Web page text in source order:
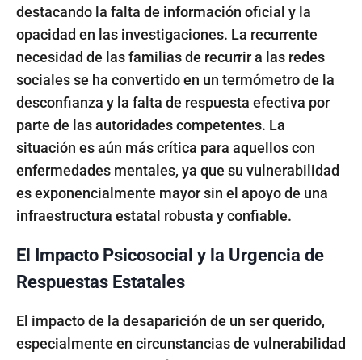
destacando la falta de información oficial y la
opacidad en las investigaciones. La recurrente
necesidad de las familias de recurrir a las redes
sociales se ha convertido en un termómetro de la
desconfianza y la falta de respuesta efectiva por
parte de las autoridades competentes. La
situación es aún más crítica para aquellos con
enfermedades mentales, ya que su vulnerabilidad
es exponencialmente mayor sin el apoyo de una
infraestructura estatal robusta y confiable.
El Impacto Psicosocial y la Urgencia de
Respuestas Estatales
El impacto de la desaparición de un ser querido,
especialmente en circunstancias de vulnerabilidad